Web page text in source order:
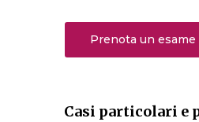
Prenota un esame
Casi particolari e